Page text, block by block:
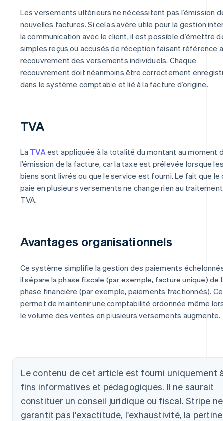
Les versements ultérieurs ne nécessitent pas l’émission
nouvelles factures. Si cela s’avère utile pour la gestion
la communication avec le client, il est possible d’émettre
simples reçus ou accusés de réception faisant référence
recouvrement des versements individuels. Chaque
recouvrement doit néanmoins être correctement
dans le système comptable et lié à la facture d’origine.
TVA
La TVA est appliquée à la totalité du montant au moment
l’émission de la facture, car la taxe est prélevée lorsque les
biens sont livrés ou que le service est fourni. Le fait que le
paie en plusieurs versements ne change rien au
TVA.
Avantages organisationnels
Ce système simplifie la gestion des paiements
il sépare la phase fiscale (par exemple, facture unique) de
phase financière (par exemple, paiements fractionnés).
permet de maintenir une comptabilité ordonnée même
le volume des ventes en plusieurs versements augmente.
Le contenu de cet article est fourni uniquement
fins informatives et pédagogiques. Il ne saurait
constituer un conseil juridique ou fiscal. Stripe ne
garantit pas l'exactitude, l'exhaustivité, la
Deutsch English
Australie
English
Autriche
DeutschEnglish